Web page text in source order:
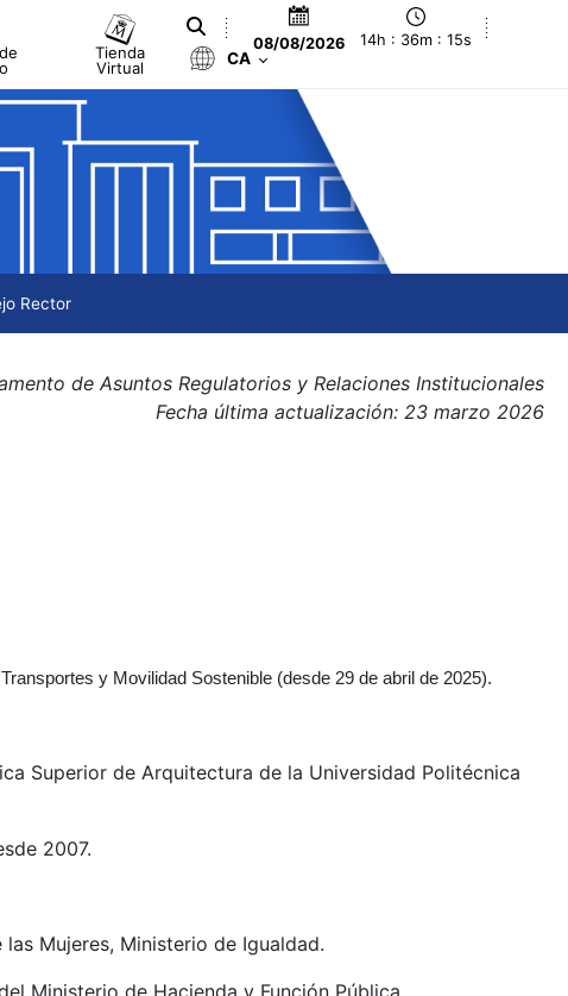
Tienda
Virtual
08/08/2026 14h : 36m : 16s
CA
Rector
de Asuntos Regulatorios y Relaciones Institucionales
Fecha última actualización: 23 marzo 2026
y Movilidad Sostenible (desde 29 de abril de 2025).
Superior de Arquitectura de la Universidad Politécnica
2007.
Mujeres, Ministerio de Igualdad.